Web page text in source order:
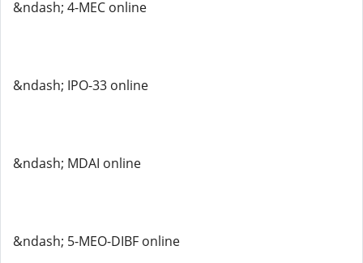
&ndash; 4-MEC online
&ndash; IPO-33 online
&ndash; MDAI online
&ndash; 5-MEO-DIBF online